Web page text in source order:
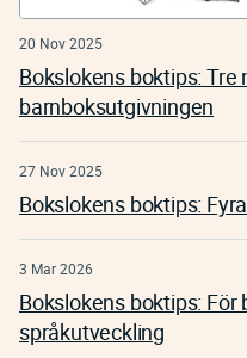
20 Nov 2025
Bokslokens boktips: Tre
barnboksutgivningen
27 Nov 2025
Bokslokens boktips:
3 Mar 2026
Bokslokens boktips:
språkutveckling